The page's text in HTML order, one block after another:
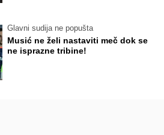
Glavni sudija ne popušta
Musić ne želi nastaviti meč dok se
ne isprazne tribine!